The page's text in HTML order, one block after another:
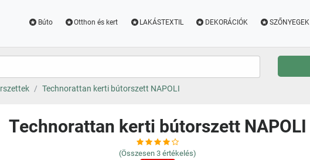
Búto Otthon és kert LAKÁSTEXTIL DEKORÁCIÓK SZŐNYEGEK
Technorattan kerti bútorszett NAPOLI
Technorattan kerti bútorszett NAPOLI
(Összesen 3 értékelés)